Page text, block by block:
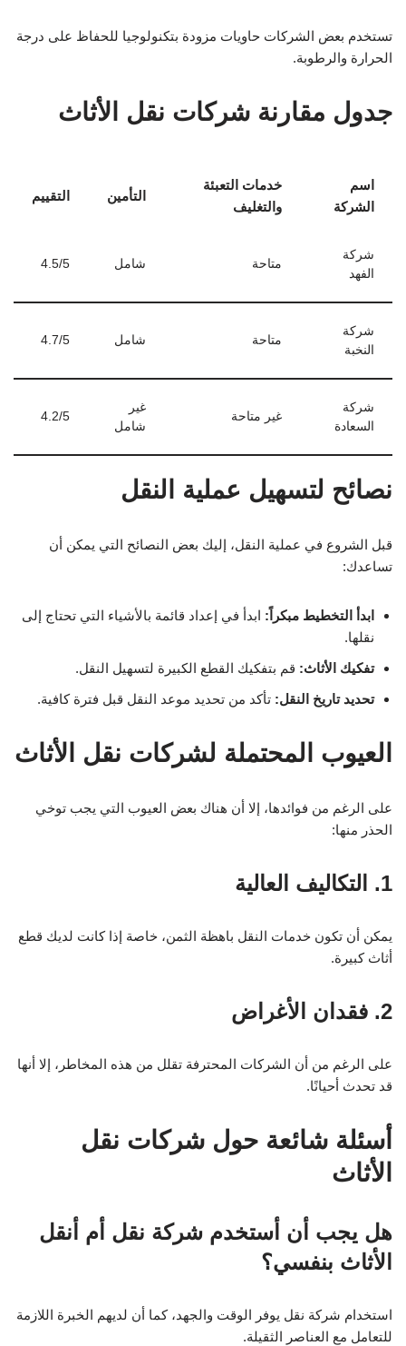
تستخدم بعض الشركات حاويات مزودة بتكنولوجيا للحفاظ على درجة
الحرارة والرطوبة.
جدول مقارنة شركات نقل الأثاث
اسم
الشركة
خدمات التعبئة
والتغليف
التأمين التقييم
شركة
الفهد
متاحة شامل 4.5/5
شركة
النخبة
متاحة شامل 4.7/5
شركة
السعادة
غير متاحة
غير
شامل
4.2/5
نصائح لتسهيل عملية النقل
قبل الشروع في عملية النقل، إليك بعض النصائح التي يمكن أن
تساعدك:
ابدأ التخطيط مبكراً: ابدأ في إعداد قائمة بالأشياء التي تحتاج إلى
نقلها.
تفكيك الأثاث: قم بتفكيك القطع الكبيرة لتسهيل النقل.
تحديد تاريخ النقل: تأكد من تحديد موعد النقل قبل فترة كافية.
العيوب المحتملة لشركات نقل الأثاث
على الرغم من فوائدها، إلا أن هناك بعض العيوب التي يجب توخي
الحذر منها:
1. التكاليف العالية
يمكن أن تكون خدمات النقل باهظة الثمن، خاصة إذا كانت لديك قطع
أثاث كبيرة.
2. فقدان الأغراض
على الرغم من أن الشركات المحترفة تقلل من هذه المخاطر، إلا أنها
قد تحدث أحيانًا.
أسئلة شائعة حول شركات نقل
الأثاث
هل يجب أن أستخدم شركة نقل أم أنقل
الأثاث بنفسي؟
استخدام شركة نقل يوفر الوقت والجهد، كما أن لديهم الخبرة اللازمة
للتعامل مع العناصر الثقيلة.